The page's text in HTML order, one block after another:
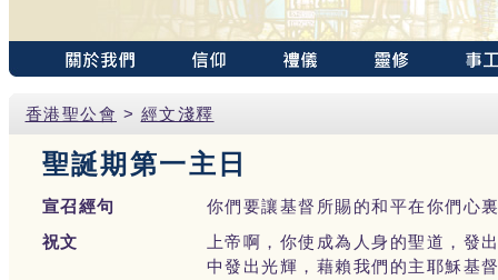
香港聖公會 > 經文淺釋
聖誕期第一主日
宣召經句
你們要讓基督所賜的和平在你們心
祝文
上帝啊，你使成為人身的聖道，發
中發出光輝，藉賴我們的主耶穌基